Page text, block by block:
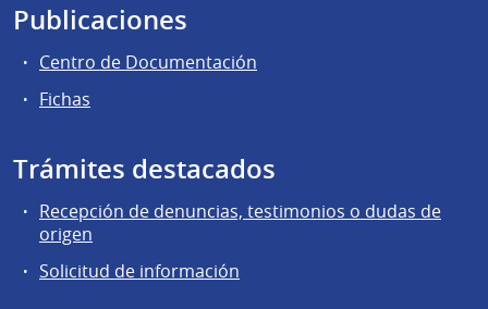
Publicaciones
Centro de Documentación
Fichas
Trámites destacados
Recepción de denuncias, testimonios o dudas de
origen
Solicitud de información